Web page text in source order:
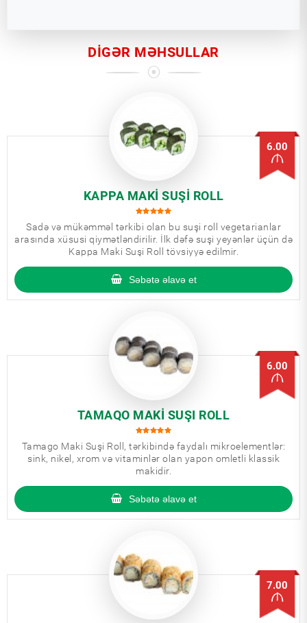
DIGƏR MƏHSULLAR
KAPPA MAKI SUŞI ROLL
6.00
Sadə və mükəmməl tərkibi olan bu suşi roll vegetarianlar
arasında xüsusi qiymətləndirilir. İlk dəfə suşi yeyənlər üçün də
Kappa Maki Suşi Roll tövsiyyə edilmir.
Səbətə əlavə et
TAMAQO MAKI SUŞI ROLL
6.00
Tamago Maki Suşi Roll, tərkibində faydalı mikroelementlər:
sink, nikel, xrom və vitaminlər olan yapon omletli klassik
makidir.
Səbətə əlavə et
7.00